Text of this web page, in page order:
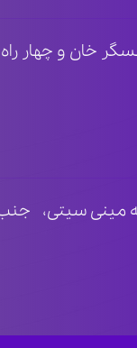
چهار راه عسگر خان و
سیتی، جنب